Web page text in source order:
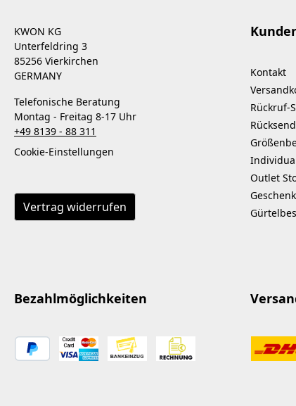
KWON KG
Unterfeldring 3
85256 Vierkirchen
GERMANY
Telefonische Beratung
Montag - Freitag 8-17 Uhr
+49 8139 - 88 311
Cookie-Einstellungen
Vertrag widerrufen
Kontakt
Rückruf-
Outlet
Bezahlmöglichkeiten